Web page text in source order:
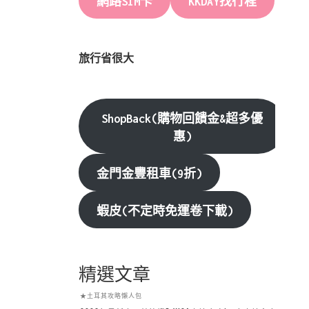
旅行省很大
ShopBack(購物回饋金&超多優
惠)
金門金豐租車(9折)
蝦皮(不定時免運卷下載)
精選文章
★土耳其攻略懶人包